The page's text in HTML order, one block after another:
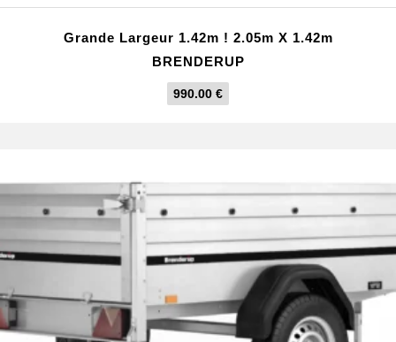
Grande Largeur 1.42m ! 2.05m X 1.42m
BRENDERUP
990.00 €